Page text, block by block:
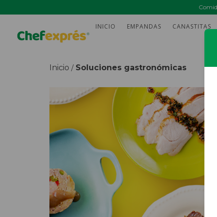
INICIO EMPANDAS CANASTITAS
Inicio / Soluciones gastronómicas